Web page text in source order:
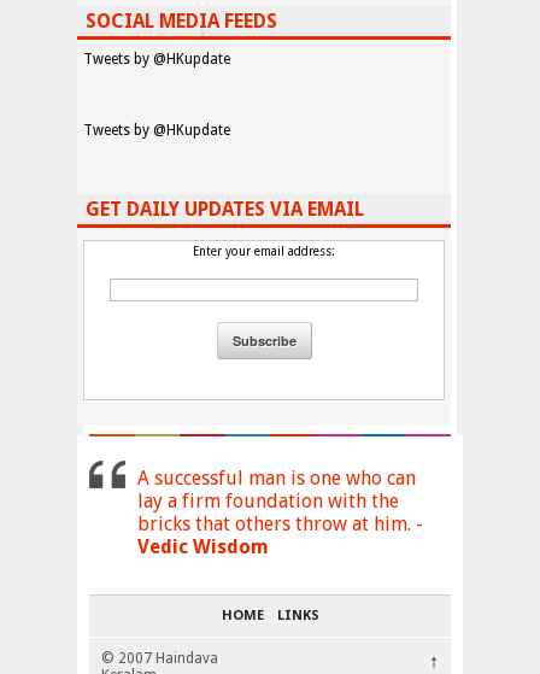
SOCIAL MEDIA FEEDS
Tweets by @HKupdate
Tweets by @HKupdate
GET DAILY UPDATES VIA EMAIL
Enter your email address:
A successful man is one who can
lay a firm foundation with the
bricks that others throw at him. -
Vedic Wisdom
HOME LINKS
© 2007 Haindava
↑